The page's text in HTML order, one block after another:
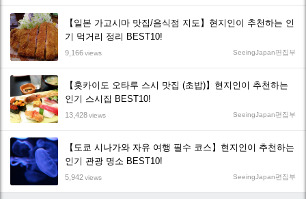
【일본 가고시마 맛집/음식점 지도】현지인이 추천하는 인
기 먹거리 정리 BEST10!
9,166views SeeingJapan편집부
【홋카이도 오타루 스시 맛집 (초밥)】현지인이 추천하는
인기 스시집 BEST10!
13,428views SeeingJapan편집부
【도쿄 시나가와 자유 여행 필수 코스】현지인이 추천하는
인기 관광 명소 BEST10!
5,942views SeeingJapan편집부